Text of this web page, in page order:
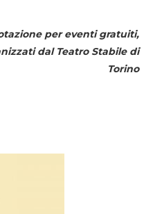
per eventi gratuiti,
dal Teatro Stabile di
Torino